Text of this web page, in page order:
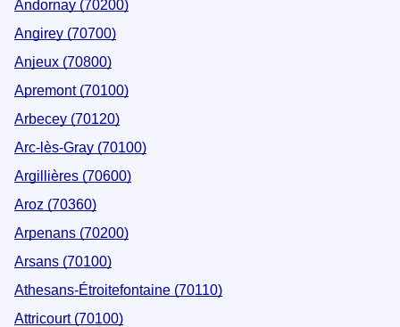
Andornay (70200)
Angirey (70700)
Anjeux (70800)
Apremont (70100)
Arbecey (70120)
Arc-lès-Gray (70100)
Argillières (70600)
Aroz (70360)
Arpenans (70200)
Arsans (70100)
Athesans-Étroitefontaine (70110)
Attricourt (70100)